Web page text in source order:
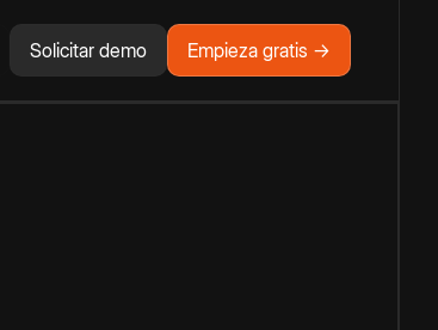
Solicitar demo Empieza gratis →